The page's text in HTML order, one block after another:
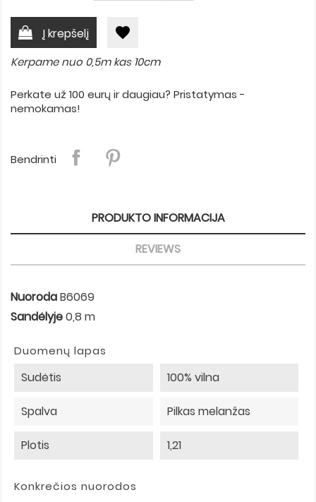
Į krepšelį favorite
Kerpame nuo 0,5m kas 10cm
Perkate už 100 eurų ir daugiau? Pristatymas -
nemokamas!
Bendrinti
PRODUKTO INFORMACIJA
REVIEWS
NuorodaB6069
Sandėlyje0,8 m
Duomenų lapas
Sudėtis 100% vilna
Spalva Pilkas melanžas
Plotis 1,21
Konkrečios nuorodos